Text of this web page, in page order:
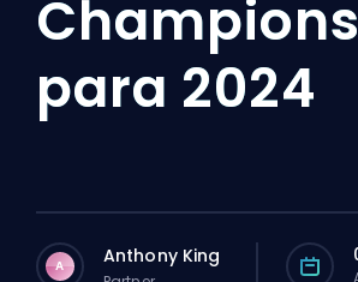
para 2024
A Anthony King